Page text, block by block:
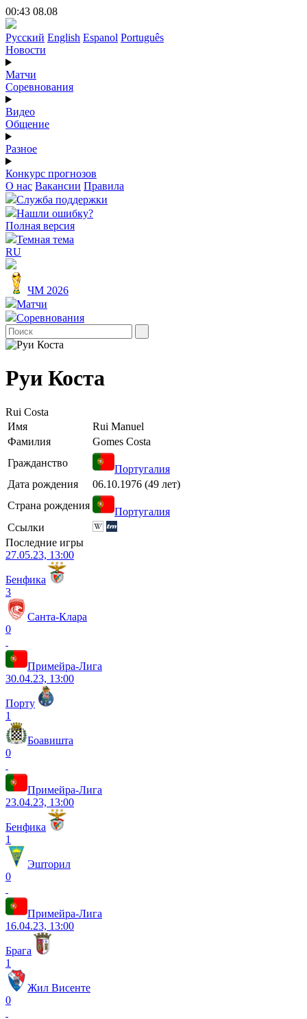
00:43 08.08
Русский English Espanol Português
Новости
Матчи
Соревнования
Видео
Общение
Разное
Конкурс прогнозов
О нас Вакансии Правила
Служба поддержки
Нашли ошибку?
Полная версия
Темная тема
RU
ЧМ 2026
Матчи
Соревнования
Руи Коста
Rui Costa
Имя
Rui Manuel
Фамилия
Gomes Costa
Гражданство
Португалия
Дата рождения
06.10.1976 (49 лет)
Страна рождения
Португалия
Ссылки
Последние игры
27.05.23, 13:00
Бенфика
3
Санта-Клара
0
Примейра-Лига
30.04.23, 13:00
Порту
1
Боавишта
0
Примейра-Лига
23.04.23, 13:00
Бенфика
1
Эшторил
0
Примейра-Лига
16.04.23, 13:00
Брага
1
Жил Висенте
0